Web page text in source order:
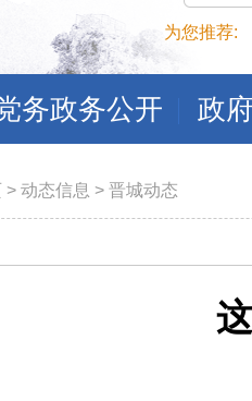
为您推荐:
务政务公开 政
> 动态信息 > 晋城动态